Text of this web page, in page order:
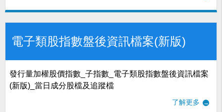
電子類股指數盤後資訊檔案(新版)
發行量加權股價指數_子指數_電子類股指數盤後資訊檔案
(新版)_當日成分股檔及追蹤檔
了解更多